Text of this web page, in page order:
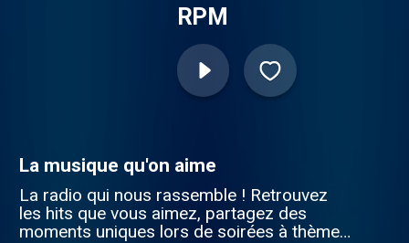
RPM
La musique qu'on aime
La radio qui nous rassemble ! Retrouvez
les hits que vous aimez, partagez des
moments uniques lors de soirées à thème